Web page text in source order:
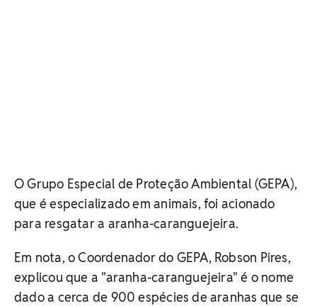
O Grupo Especial de Proteção Ambiental (GEPA),
que é especializado em animais, foi acionado
para resgatar a aranha-caranguejeira.
Em nota, o Coordenador do GEPA, Robson Pires,
explicou que a "aranha-caranguejeira" é o nome
dado a cerca de 900 espécies de aranhas que se